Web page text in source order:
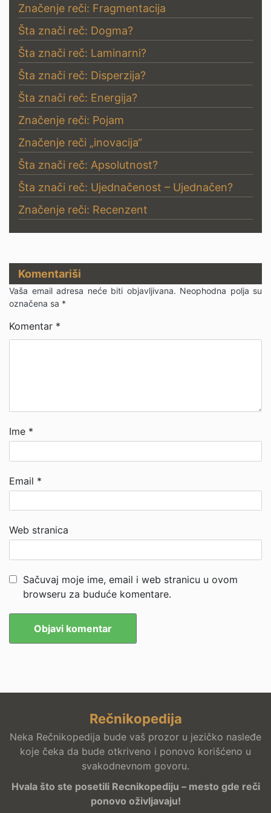
Značenje reči: Fragmentacija
Šta znači reč: Dogma?
Šta znači reč: Laminarni?
Šta znači reč: Disperzija?
Šta znači reč: Energija?
Značenje reči: Pojam
Značenje reči „inovacija“
Šta znači reč: Apsolutnost?
Šta znači reč: Ujednačenost – Ujednačen?
Značenje reči: Recenzent
Komentariši
Vaša email adresa neće biti objavljivana. Neophodna polja su
označena sa *
Komentar *
Ime *
Email *
Web stranica
Sačuvaj moje ime, email i web stranicu u ovom
browseru za buduće komentare.
Rečnikopedija
Neka Rečnikopedija bude vaš prozor u jezičko nasleđe
koje čeka da bude otkriveno i ponovo korišćeno u
svakodnevnom govoru.
Hvala što ste posetili Recnikopediju – mesto gde reči
ponovo oživljavaju!